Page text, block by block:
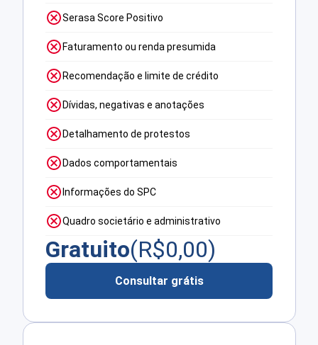
Serasa Score Positivo
Faturamento ou renda presumida
Recomendação e limite de crédito
Dívidas, negativas e anotações
Detalhamento de protestos
Dados comportamentais
Informações do SPC
Quadro societário e administrativo
Gratuito(R$0,00)
Consultar grátis